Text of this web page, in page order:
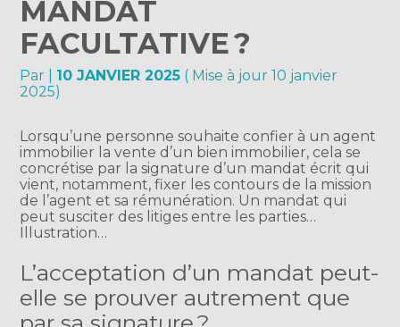
MANDAT
FACULTATIVE ?
Par 10 JANVIER 2025 ( Mise à jour 10 janvier
2025)
Lorsqu’une personne souhaite confier à un agent
immobilier la vente d’un bien immobilier, cela se
concrétise par la signature d’un mandat écrit qui
vient, notamment, fixer les contours de la mission
de l’agent et sa rémunération. Un mandat qui
peut susciter des litiges entre les parties…
Illustration…
L’acceptation d’un mandat peut-
elle se prouver autrement que